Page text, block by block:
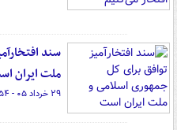
سند
ملت ایران
۲۹ خرداد ۰۵ - ۰۱:۵۴